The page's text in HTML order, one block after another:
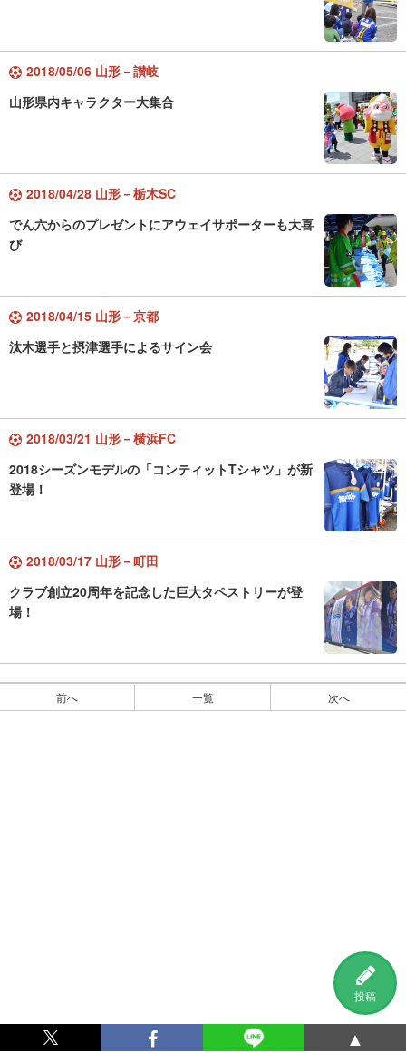
投稿
2018/05/06 山形－讃岐
山形県内キャラクター大集合
2018/04/28 山形－栃木SC
でん六からのプレゼントにアウェイサポーターも大喜
び
2018/04/15 山形－京都
汰木選手と摂津選手によるサイン会
2018/03/21 山形－横浜FC
2018シーズンモデルの「コンティットTシャツ」が新
登場！
2018/03/17 山形－町田
クラブ創立20周年を記念した巨大タペストリーが登
場！
前へ 一覧 次へ
▲